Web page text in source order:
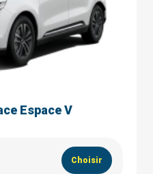
Espace V
Choisir